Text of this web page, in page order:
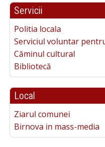
Servicii
Politia locala
Serviciul voluntar
Căminul cultural
Bibliotecă
Local
Ziarul comunei
Birnova in mass-media